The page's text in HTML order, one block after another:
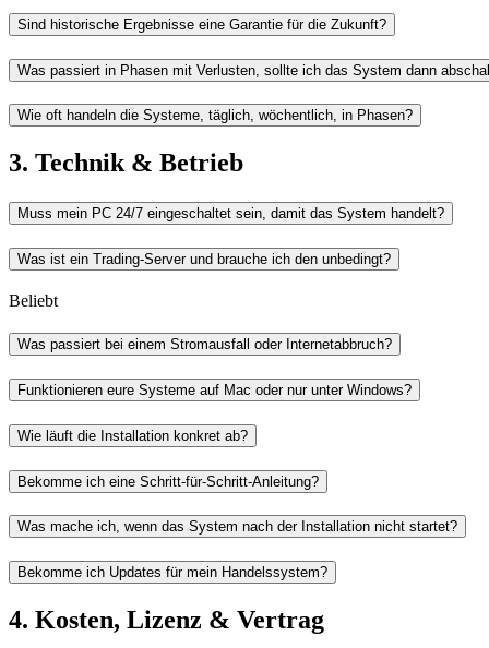
Sind historische Ergebnisse eine Garantie für die Zukunft?
Was passiert in Phasen mit Verlusten, sollte ich das System dann
Wie oft handeln die Systeme, täglich, wöchentlich, in Phasen?
3. Technik & Betrieb
Muss mein PC 24/7 eingeschaltet sein, damit das System handelt?
Was ist ein Trading-Server und brauche ich den unbedingt?
Beliebt
Was passiert bei einem Stromausfall oder Internetabbruch?
Funktionieren eure Systeme auf Mac oder nur unter Windows?
Wie läuft die Installation konkret ab?
Bekomme ich eine Schritt-für-Schritt-Anleitung?
Was mache ich, wenn das System nach der Installation nicht startet?
Bekomme ich Updates für mein Handelssystem?
4. Kosten, Lizenz & Vertrag